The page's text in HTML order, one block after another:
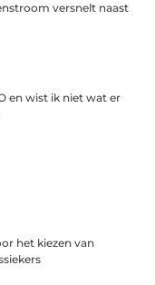
versnelt naast
en wist ik niet wat er
het kiezen van